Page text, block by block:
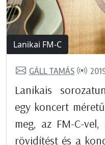
Lanikai FM-C
GÁLL TAMÁS
Lanikais
egy koncert
meg, az FM-C-
rövidítést és a